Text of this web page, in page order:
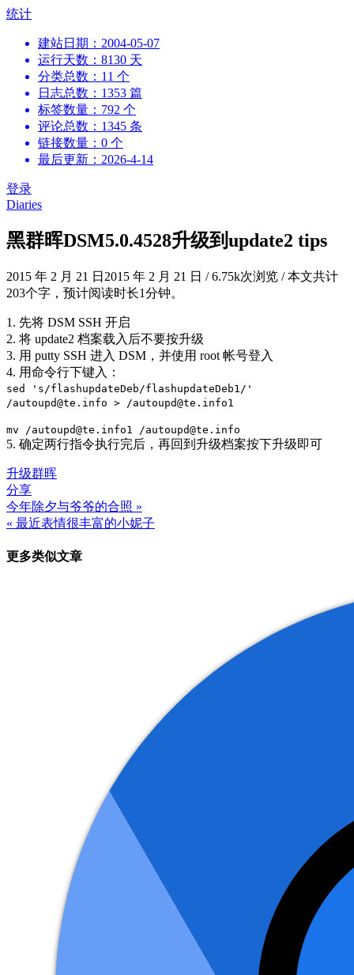
跳
统计
建站日期：2004-05-07
运行天数：8130 天
分类总数：11 个
日志总数：1353 篇
标签数量：792 个
评论总数：1345 条
链接数量：0 个
最后更新：2026-4-14
登录
Diaries
黑群晖DSM5.0.4528升级到update2 tips
2015 年 2 月 21 日 2015 年 2 月 21 日 /6.75k次浏览 /本文共计
203个字，预计阅读时长1分钟。
1. 先将 DSM SSH 开启
2. 将 update2 档案载入后不要按升级
3. 用 putty SSH 进入 DSM，并使用 root 帐号登入
4. 用命令行下键入：
sed 's/flashupdateDeb/flashupdateDeb1/'
/autoupd@te.info > /autoupd@te.info1
mv /autoupd@te.info1 /autoupd@te.info
5. 确定两行指令执行完后，再回到升级档案按下升级即可
升级群晖
分享
文
章
导
今年除夕与爷爷的合照 »
« 最近表情很丰富的小妮子
更多类似文章